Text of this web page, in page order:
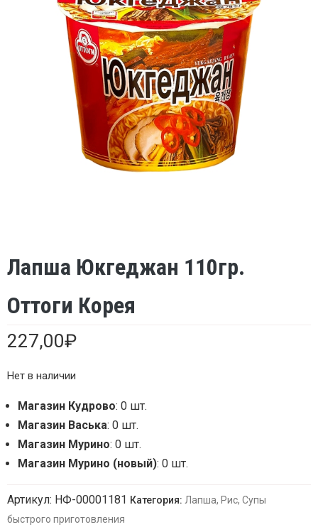
Лапша Юкгеджан 110гр.
Оттоги Корея
227,00₽
Нет в наличии
Магазин Кудрово: 0 шт.
Магазин Васька: 0 шт.
Магазин Мурино: 0 шт.
Магазин Мурино (новый): 0 шт.
Артикул: НФ-00001181 Категория: Лапша, Рис, Супы
быстрого приготовления